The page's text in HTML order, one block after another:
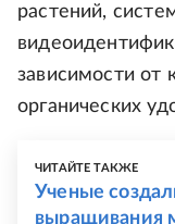
растений,
зависимости от
органических
ЧИТАЙТЕ ТАКЖЕ
Ученые
выращивания